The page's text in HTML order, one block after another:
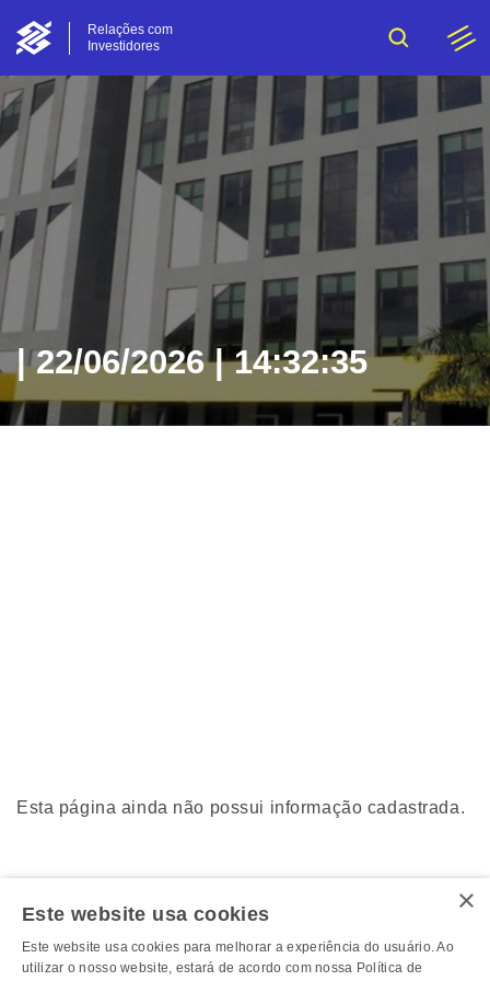
Relações com
Investidores
| 22/06/2026 | 14:32:35
Esta página ainda não possui informação cadastrada.
×
Este website usa cookies
Este website usa cookies para melhorar a experiência do usuário. Ao
utilizar o nosso website, estará de acordo com nossa Política de